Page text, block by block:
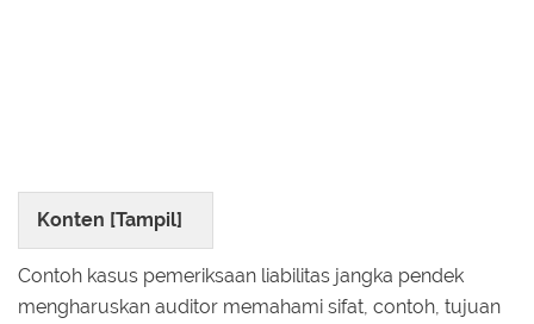
Konten [Tampil]
Contoh kasus pemeriksaan liabilitas jangka pendek
mengharuskan auditor memahami sifat, contoh, tujuan